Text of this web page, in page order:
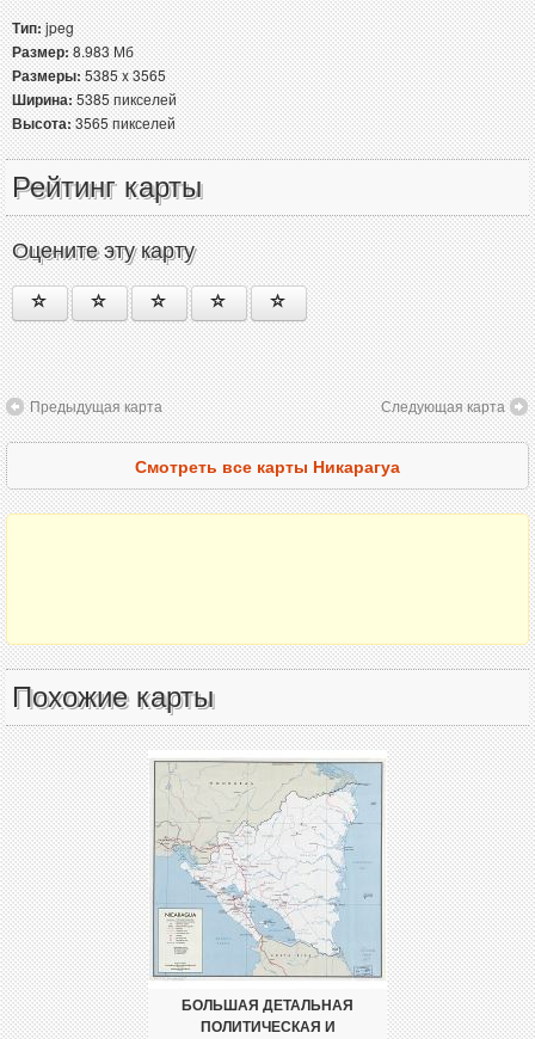
Тип:jpeg
Размер:8.983 Мб
Размеры:5385 x 3565
Ширина:5385 пикселей
Высота:3565 пикселей
Рейтинг карты
Оцените эту карту
Предыдущая карта Следующая карта
Смотреть все карты Никарагуа
Похожие карты
БОЛЬШАЯ ДЕТАЛЬНАЯ
ПОЛИТИЧЕСКАЯ И